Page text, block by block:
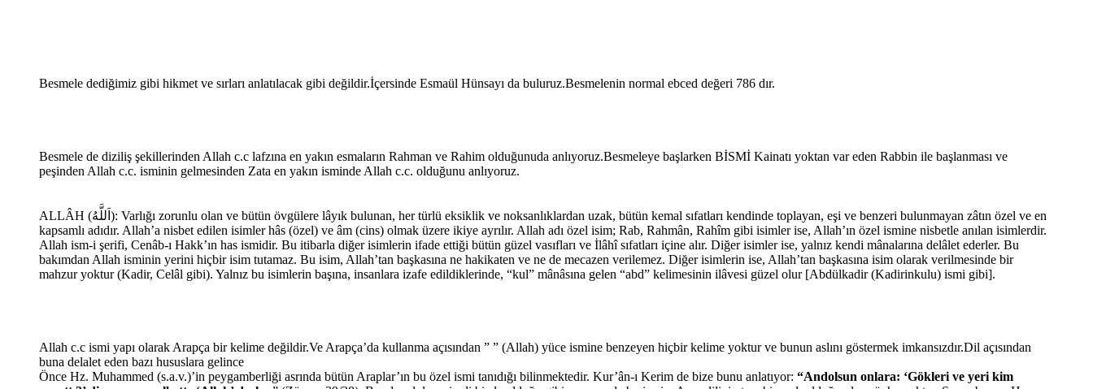
Besmele dediğimiz gibi hikmet ve sırları anlatılacak gibi değildir.İçersinde Esmaül Hünsayı da buluruz.Besmelenin normal ebced değeri 786 dır.
Besmele de diziliş şekillerinden Allah c.c lafzına en yakın esmaların Rahman ve Rahim olduğunuda anlıyoruz.Besmeleye başlarken BİSMİ Kainatı yoktan var eden Rabbin ile başlanması ve
peşinden Allah c.c. isminin gelmesinden Zata en yakın isminde Allah c.c. olduğunu anlıyoruz.
ALLÂH (اَللَّهُ ): Varlığı zorunlu olan ve bütün övgülere lâyık bulunan, her türlü eksiklik ve noksanlıklardan uzak, bütün kemal sıfatları kendinde toplayan, eşi ve benzeri bulunmayan zâtın özel ve en
kapsamlı adıdır. Allah’a nisbet edilen isimler hâs (özel) ve âm (cins) olmak üzere ikiye ayrılır. Allah adı özel isim; Rab, Rahmân, Rahîm gibi isimler ise, Allah’ın özel ismine nisbetle anılan isimlerdir.
Allah ism-i şerifi, Cenâb-ı Hakk’ın has ismidir. Bu itibarla diğer isimlerin ifade ettiği bütün güzel vasıfları ve İlâhî sıfatları içine alır. Diğer isimler ise, yalnız kendi mânalarına delâlet ederler. Bu
bakımdan Allah isminin yerini hiçbir isim tutamaz. Bu isim, Allah’tan başkasına ne hakikaten ve ne de mecazen verilemez. Diğer isimlerin ise, Allah’tan başkasına isim olarak verilmesinde bir
mahzur yoktur (Kadir, Celâl gibi). Yalnız bu isimlerin başına, insanlara izafe edildiklerinde, “kul” mânâsına gelen “abd” kelimesinin ilâvesi güzel olur [Abdülkadir (Kadirinkulu) ismi gibi].
Allah c.c ismi yapı olarak Arapça bir kelime değildir.Ve Arapça’da kullanma açısından ” ” (Allah) yüce ismine benzeyen hiçbir kelime yoktur ve bunun aslını göstermek imkansızdır.Dil açısından
buna delalet eden bazı hususlara gelince
Önce Hz. Muhammed (s.a.v.)’in peygamberliği asrında bütün Araplar’ın bu özel ismi tanıdığı bilinmektedir. Kur’ân-ı Kerim de bize bunu anlatıyor: “Andolsun onlara: ‘Gökleri ve yeri kim